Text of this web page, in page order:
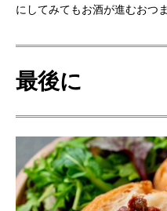
にしてみてもお酒が進むおつ
最後に